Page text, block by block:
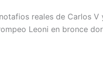
reales de Carlos
Leoni en bronce